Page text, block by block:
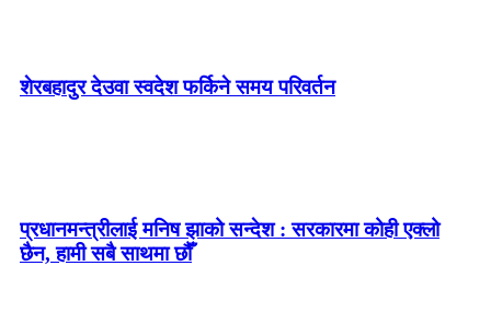
शेरबहादुर देउवा स्वदेश फर्किने समय परिवर्तन
प्रधानमन्त्रीलाई मनिष झाको सन्देश : सरकारमा कोही एक्लो
छैन, हामी सबै साथमा छौँ